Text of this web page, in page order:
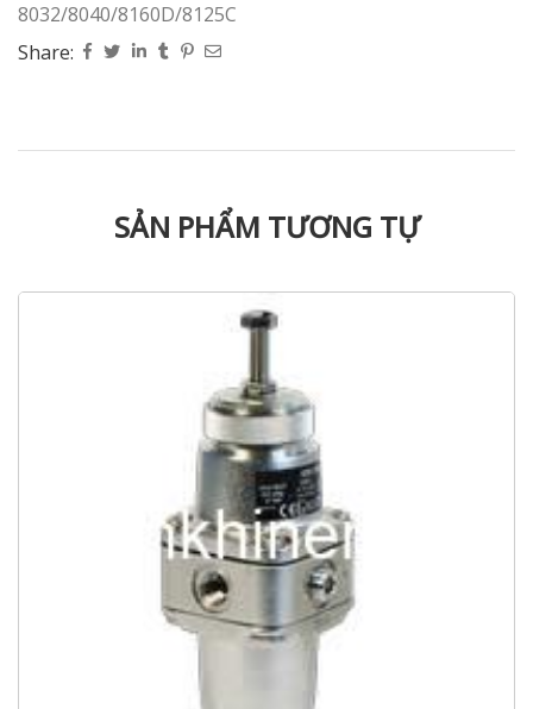
8032/8040/8160D/8125C
Share:
SẢN PHẨM TƯƠNG TỰ